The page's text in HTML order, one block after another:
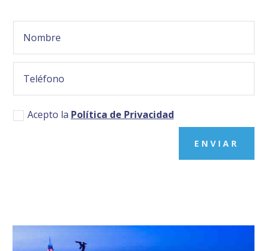
Acepto la Política de Privacidad
ENVIAR